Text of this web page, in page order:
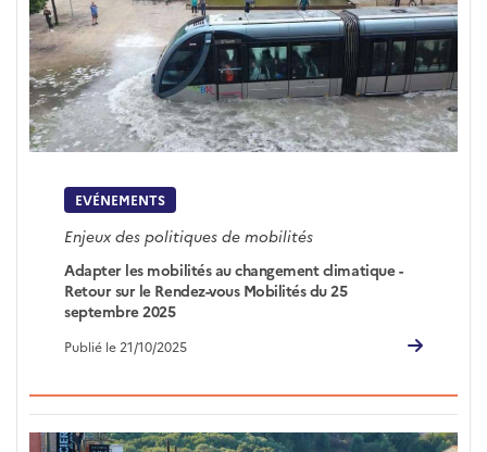
EVÉNEMENTS
Enjeux des politiques de mobilités
Adapter les mobilités au changement climatique -
Retour sur le Rendez-vous Mobilités du 25
septembre 2025
Publié le 21/10/2025